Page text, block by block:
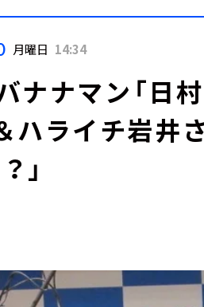
月曜日 14:34
ナナマン「日
ハライチ岩井
」